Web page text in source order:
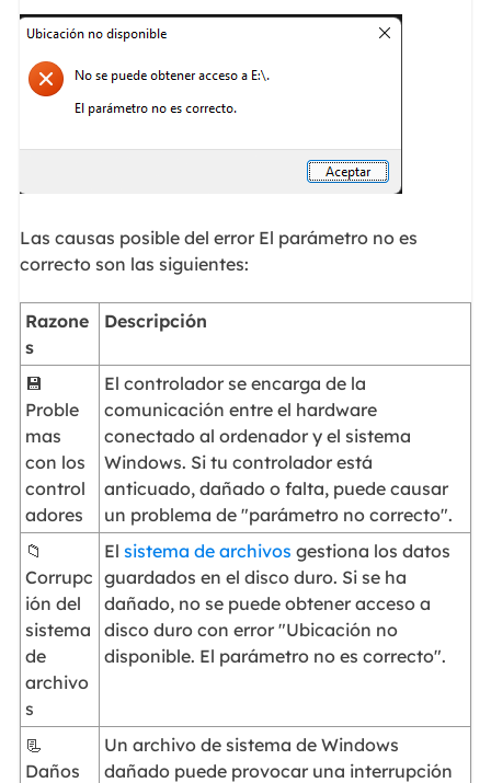
Las causas posible del error El parámetro no es
correcto son las siguientes:
Razone
s
Descripción
💾
Proble
mas
con los
control
adores
El controlador se encarga de la
comunicación entre el hardware
conectado al ordenador y el sistema
Windows. Si tu controlador está
anticuado, dañado o falta, puede causar
un problema de "parámetro no correcto".
📁
Corrupc
ión del
sistema
de
archivo
s
Elsistema de archivos gestiona los datos
guardados en el disco duro. Si se ha
dañado, no se puede obtener acceso a
disco duro con error "Ubicación no
disponible. El parámetro no es correcto".
📃
Daños
Un archivo de sistema de Windows
dañado puede provocar una interrupción